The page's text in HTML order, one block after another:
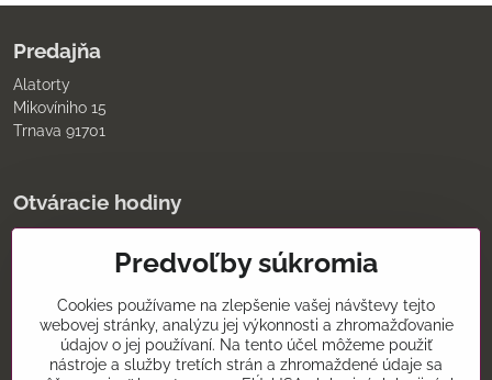
Predajňa
Alatorty
Mikovíniho 15
Trnava 91701
Otváracie hodiny
9:00 - 11:30 12:00 - 18:00
nedeľa
Kontakt
Predvoľby súkromia
Cookies používame na zlepšenie vašej návštevy tejto
webovej stránky, analýzu jej výkonnosti a zhromažďovanie
údajov o jej používaní. Na tento účel môžeme použiť
nástroje a služby tretích strán a zhromaždené údaje sa